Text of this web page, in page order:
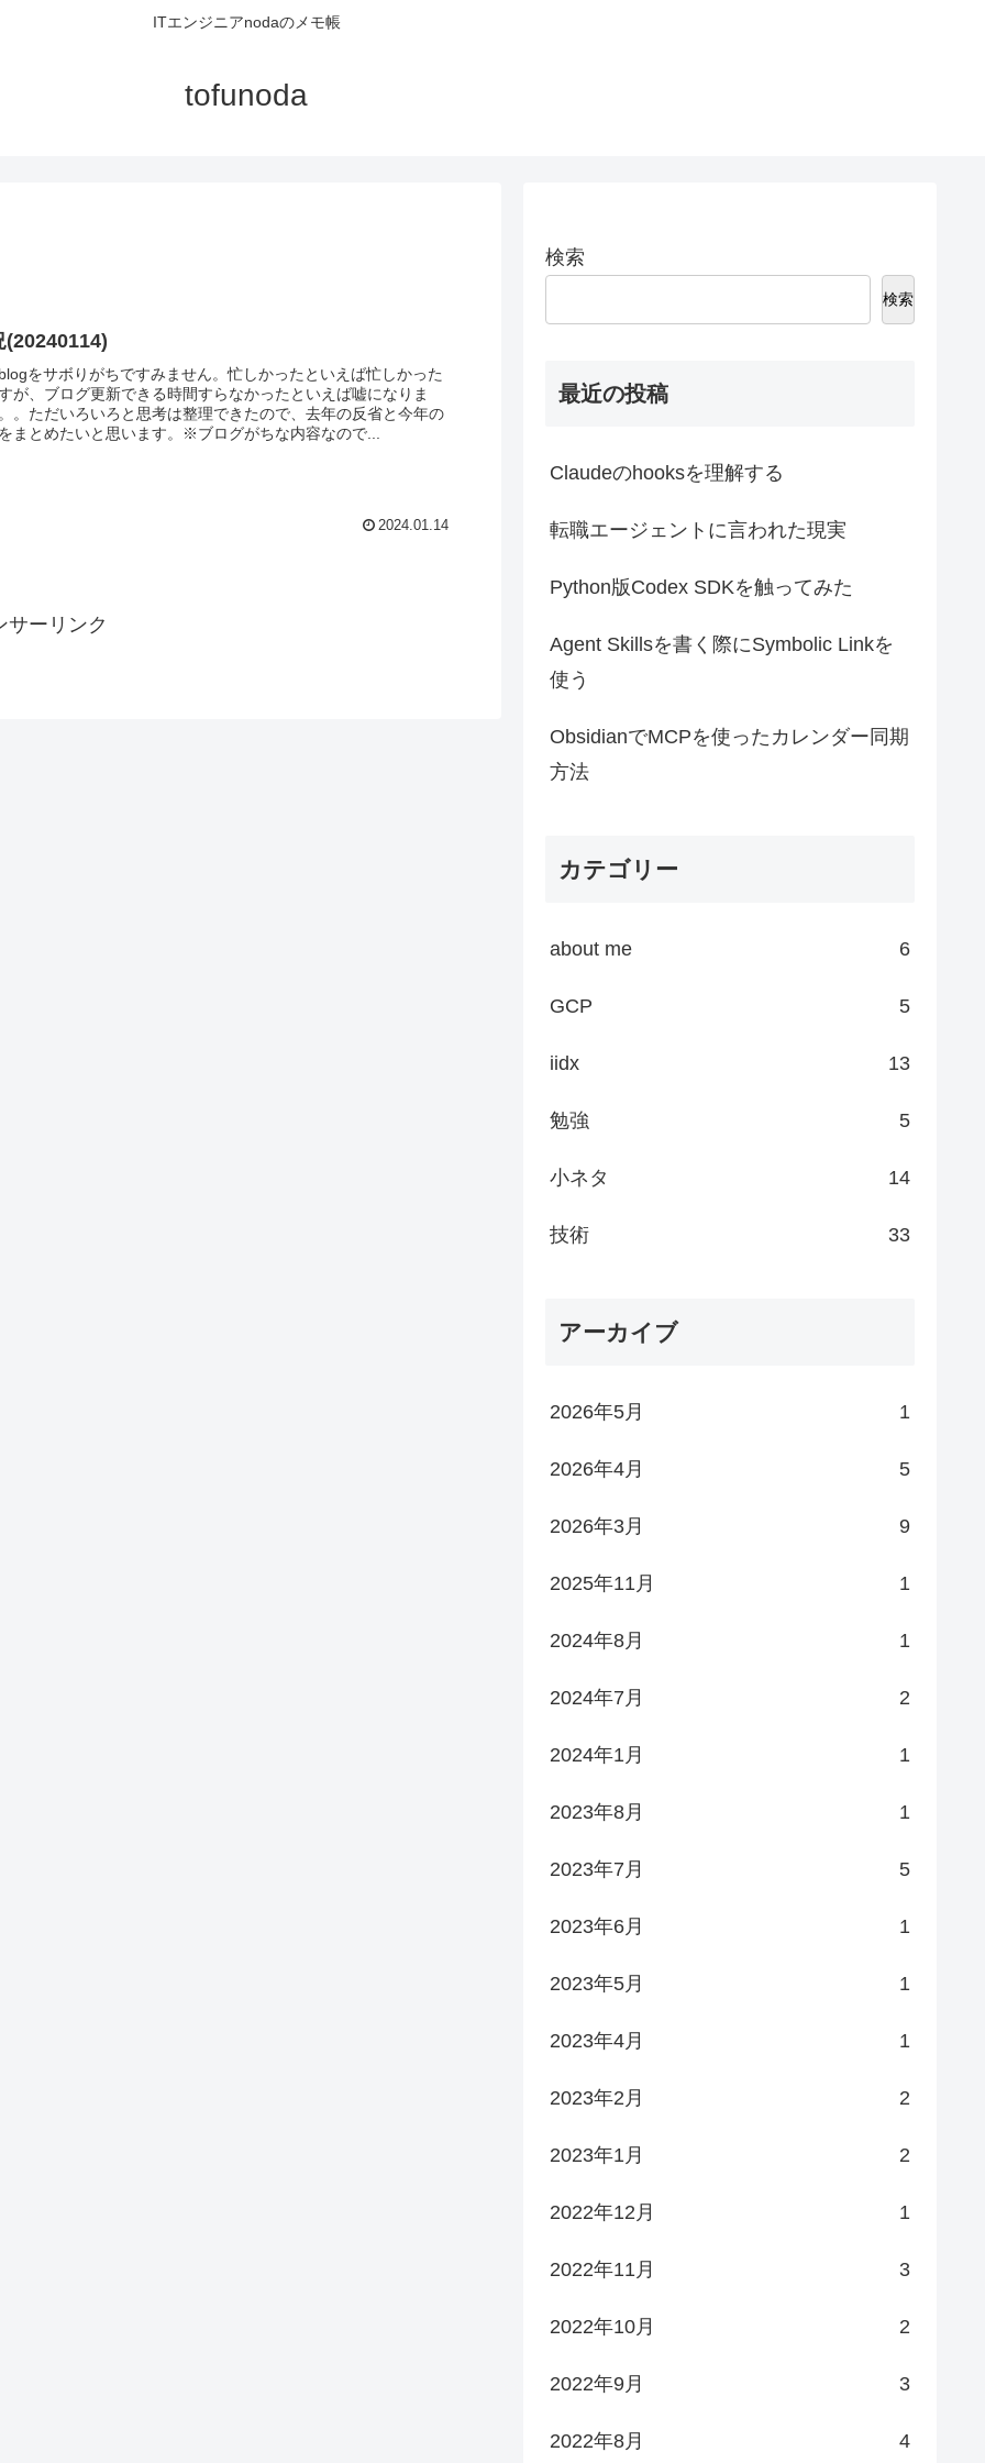
ITエンジニアnodaのメモ帳
tofunoda
(20240114)
をサボりがちですみません。忙しかったといえば忙しかった
が、ブログ更新できる時間すらなかったといえば嘘になりま
。ただいろいろと思考は整理できたので、去年の反省と今年の
まとめたいと思います。※ブログがちな内容なので...
2024.01.14
サーリンク
検索
検索
最近の投稿
Claudeのhooksを理解する
転職エージェントに言われた現実
Python版Codex SDKを触ってみた
Agent Skillsを書く際にSymbolic Linkを
使う
ObsidianでMCPを使ったカレンダー同期
方法
カテゴリー
about me 6
GCP 5
iidx 13
勉強 5
小ネタ 14
技術 33
アーカイブ
2026年5月 1
2026年4月 5
2026年3月 9
2025年11月 1
2024年8月 1
2024年7月 2
2024年1月 1
2023年8月 1
2023年7月 5
2023年6月 1
2023年5月 1
2023年4月 1
2023年2月 2
2023年1月 2
2022年12月 1
2022年11月 3
2022年10月 2
2022年9月 3
2022年8月 4